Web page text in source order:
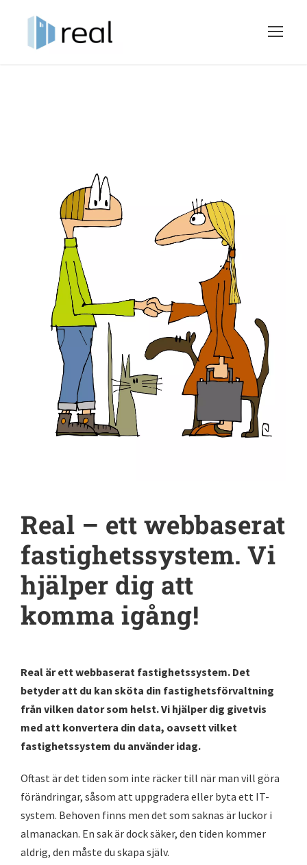
Real – ett webbaserat
fastighetssystem. Vi
hjälper dig att
komma igång!
Real är ett webbaserat fastighetssystem. Det
betyder att du kan sköta din fastighetsförvaltning
från vilken dator som helst. Vi hjälper dig givetvis
med att konvertera din data, oavsett vilket
fastighetssystem du använder idag.
Oftast är det tiden som inte räcker till när man vill göra
förändringar, såsom att uppgradera eller byta ett IT-
system. Behoven finns men det som saknas är luckor i
almanackan. En sak är dock säker, den tiden kommer
aldrig, den måste du skapa själv.